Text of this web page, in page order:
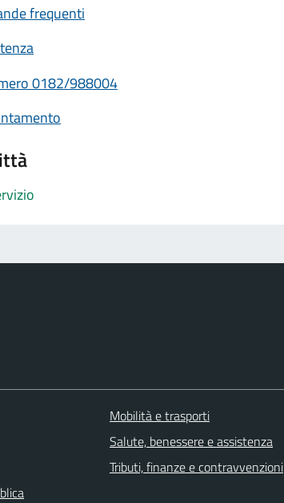
frequenti
0182/988004
Mobilità e trasporti
Salute, benessere e assistenza
Tributi, finanze e contravvenzioni